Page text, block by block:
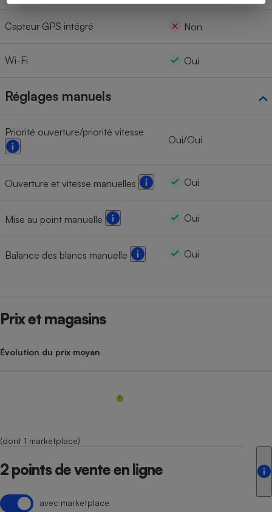
Capteur GPS intégré Non
Wi-Fi Oui
Réglages manuels
Priorité ouverture/priorité vitesse
Oui/Oui
Ouverture et vitesse manuelles Oui
Mise au point manuelle Oui
Balance des blancs manuelle Oui
Prix et magasins
Évolution du prix moyen
(dont 1 marketplace)
2 points de vente en ligne
avec marketplace